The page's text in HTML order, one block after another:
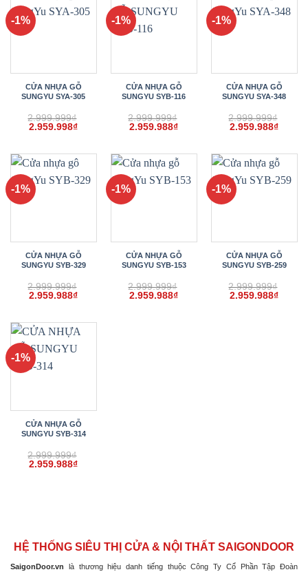
-1%
CỬA NHỰA GỖ
SUNGYU SYA-305
2.999.999₫
Giá
2.999.999₫.
2.959.998₫Giá
là:
2.959.998₫.
-1%
CỬA NHỰA GỖ
SUNGYU SYB-116
2.999.999₫
Giá
2.999.999₫.
2.959.988₫Giá
là:
2.959.988₫.
-1%
CỬA NHỰA GỖ
SUNGYU SYA-348
2.999.999₫
Giá
2.999.999₫.
2.959.988₫Giá
là:
-1%
CỬA NHỰA GỖ
SUNGYU SYB-329
2.999.999₫
Giá
2.999.999₫.
2.959.988₫Giá
là:
2.959.988₫.
-1%
CỬA NHỰA GỖ
SUNGYU SYB-153
2.999.999₫
Giá
2.959.988₫Giá
-1%
CỬA NHỰA GỖ
SUNGYU SYB-259
2.999.999₫
Giá
2.959.988₫Giá
-1%
CỬA NHỰA GỖ
SUNGYU SYB-314
2.999.999₫
Giá
2.959.988₫Giá
HỆ THỐNG SIÊU THỊ CỬA & NỘI THẤT SAIGONDOOR
SaigonDoor.vn là thương hiệu danh tiếng thuộc Công Ty Cổ Phần Tập Đoàn